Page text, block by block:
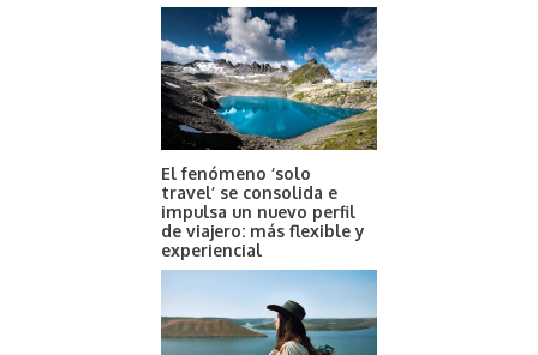
El fenómeno ‘solo
travel’ se consolida e
impulsa un nuevo perfil
de viajero: más flexible y
experiencial